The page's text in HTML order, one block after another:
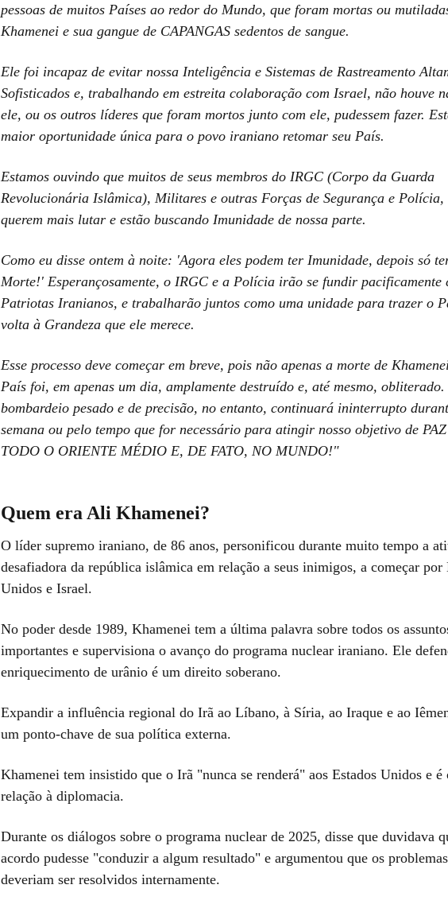
pessoas de muitos Países ao redor do Mundo, que foram mortas ou
Khamenei e sua gangue de CAPANGAS sedentos de sangue.
Ele foi incapaz de evitar nossa Inteligência e Sistemas de Rastreamento
Sofisticados e, trabalhando em estreita colaboração com Israel, não houve
ele, ou os outros líderes que foram mortos junto com ele, pudessem fazer.
maior oportunidade única para o povo iraniano retomar seu País.
Estamos ouvindo que muitos de seus membros do IRGC (Corpo da Guarda
Revolucionária Islâmica), Militares e outras Forças de Segurança e Polícia,
querem mais lutar e estão buscando Imunidade de nossa parte.
Como eu disse ontem à noite: 'Agora eles podem ter Imunidade, depois só
Morte!' Esperançosamente, o IRGC e a Polícia irão se fundir pacificamente
Patriotas Iranianos, e trabalharão juntos como uma unidade para trazer o
volta à Grandeza que ele merece.
Esse processo deve começar em breve, pois não apenas a morte de
País foi, em apenas um dia, amplamente destruído e, até mesmo,
bombardeio pesado e de precisão, no entanto, continuará ininterrupto
semana ou pelo tempo que for necessário para atingir nosso objetivo de
TODO O ORIENTE MÉDIO E, DE FATO, NO MUNDO!"
Quem era Ali Khamenei?
O líder supremo iraniano, de 86 anos, personificou durante muito tempo a
desafiadora da república islâmica em relação a seus inimigos, a começar por
Unidos e Israel.
No poder desde 1989, Khamenei tem a última palavra sobre todos os
importantes e supervisiona o avanço do programa nuclear iraniano. Ele
enriquecimento de urânio é um direito soberano.
Expandir a influência regional do Irã ao Líbano, à Síria, ao Iraque e ao
um ponto-chave de sua política externa.
Khamenei tem insistido que o Irã "nunca se renderá" aos Estados Unidos e é
relação à diplomacia.
Durante os diálogos sobre o programa nuclear de 2025, disse que duvidava
acordo pudesse "conduzir a algum resultado" e argumentou que os
deveriam ser resolvidos internamente.